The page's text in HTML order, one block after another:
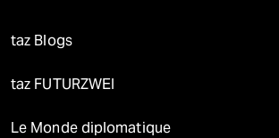
taz Blogs
taz FUTURZWEI
Le Monde diplomatique